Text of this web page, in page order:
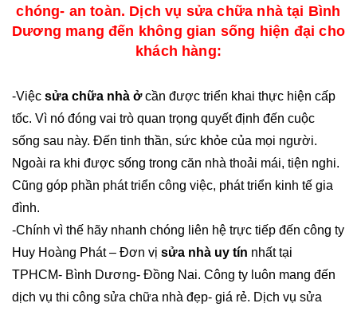
chóng- an toàn. Dịch vụ sửa chữa nhà tại Bình
Dương mang đến không gian sống hiện đại cho
khách hàng:
-Việc sửa chữa nhà ởcần được triển khai thực hiện cấp
tốc. Vì nó đóng vai trò quan trọng quyết định đến cuộc
sống sau này. Đến tinh thần, sức khỏe của mọi người.
Ngoài ra khi được sống trong căn nhà thoải mái, tiện nghi.
Cũng góp phần phát triển công việc, phát triển kinh tế gia
đình.
-Chính vì thế hãy nhanh chóng liên hệ trực tiếp đến công ty
Huy Hoàng Phát – Đơn vị sửa nhà uy tín nhất tại
TPHCM- Bình Dương- Đồng Nai. Công ty luôn mang đến
dịch vụ thi công sửa chữa nhà đẹp- giá rẻ. Dịch vụ sửa